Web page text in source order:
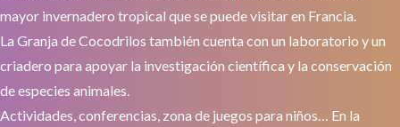
mayor invernadero tropical que se puede visitar en Francia.
La Granja de Cocodrilos también cuenta con un laboratorio y un
criadero para apoyar la investigación científica y la conservación
de especies animales.
Actividades, conferencias, zona de juegos para niños… En la